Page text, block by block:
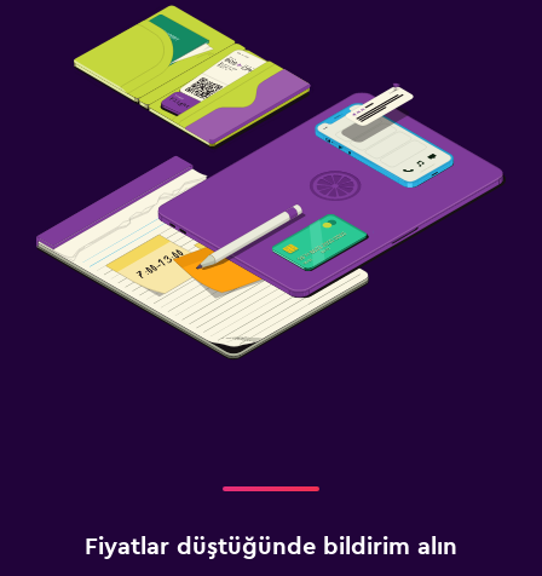
Fiyatlar düştüğünde bildirim alın